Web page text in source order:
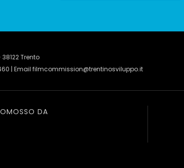
Trento
| Email filmcommission@trentinosviluppo.it
DA